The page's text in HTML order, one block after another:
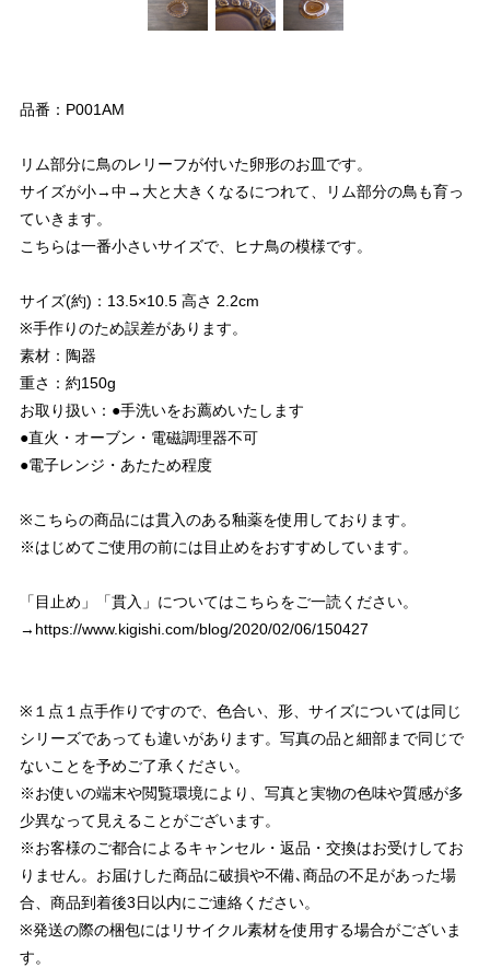
品番：P001AM
リム部分に鳥のレリーフが付いた卵形のお皿です。
サイズが小→中→大と大きくなるにつれて、リム部分の鳥も育っ
ていきます。
こちらは一番小さいサイズで、ヒナ鳥の模様です。
サイズ(約)：13.5×10.5 高さ 2.2cm
※手作りのため誤差があります。
素材：陶器
重さ：約150g
お取り扱い：●手洗いをお薦めいたします
●直火・オーブン・電磁調理器不可
●電子レンジ・あたため程度
※こちらの商品には貫入のある釉薬を使用しております。
※はじめてご使用の前には目止めをおすすめしています。
「目止め」「貫入」についてはこちらをご一読ください。
→ https://www.kigishi.com/blog/2020/02/06/150427
※１点１点手作りですので、色合い、形、サイズについては同じ
シリーズであっても違いがあります。写真の品と細部まで同じで
ないことを予めご了承ください。
※お使いの端末や閲覧環境により、写真と実物の色味や質感が多
少異なって見えることがございます。
※お客様のご都合によるキャンセル・返品・交換はお受けしてお
りません。お届けした商品に破損や不備､商品の不足があった場
合、商品到着後3日以内にご連絡ください。
※発送の際の梱包にはリサイクル素材を使用する場合がございま
す。